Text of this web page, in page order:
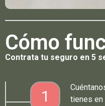
Cómo
Contrata tu seguro en 5
1
tienes en